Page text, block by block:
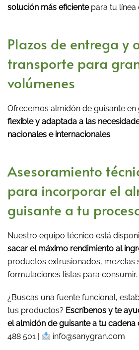
solución más eficientepara tu línea
Plazos de entrega y
transporte para
volúmenes
Ofrecemos almidón de guisante en
flexible y adaptada a las
nacionales e internacionales.
Asesoramiento
para incorporar el
guisante a tu
Nuestro equipo técnico está
sacar el máximo rendimiento al
productos extrusionados, mezclas
formulaciones listas para consumir.
¿Buscas una fuente funcional,
tus productos? Escríbenos y te
el almidón de guisante a tu cadena
488 501 |
info@sanygran.com